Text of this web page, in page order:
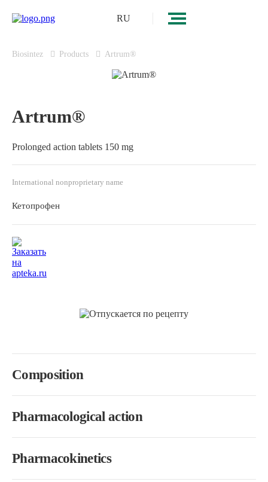
RU
Biosintez Products Artrum®
Artrum®
Prolonged action tablets 150 mg
International nonproprietary name
Кетопрофен
Composition
Pharmacological action
Pharmacokinetics